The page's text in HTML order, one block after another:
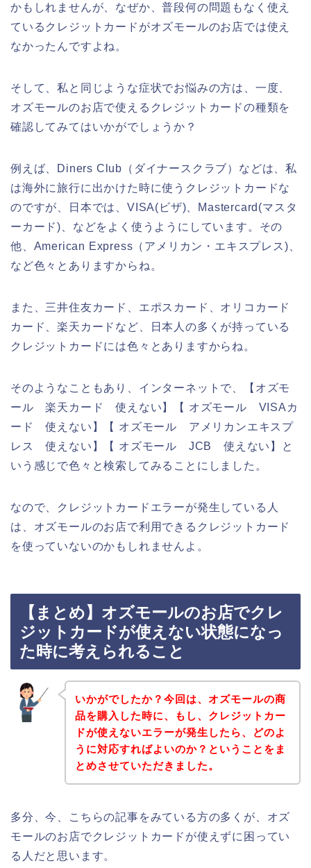
かもしれませんが、なぜか、普段何の問題もなく使え
ているクレジットカードがオズモールのお店では使え
なかったんですよね。
そして、私と同じような症状でお悩みの方は、一度、
オズモールのお店で使えるクレジットカードの種類を
確認してみてはいかがでしょうか？
例えば、Diners Club（ダイナースクラブ）などは、私
は海外に旅行に出かけた時に使うクレジットカードな
のですが、日本では、VISA(ビザ)、Mastercard(マスタ
ーカード)、などをよく使うようにしています。その
他、American Express（アメリカン・エキスプレス)、
など色々とありますからね。
また、三井住友カード、エポスカード、オリコカード
カード、楽天カードなど、日本人の多くが持っている
クレジットカードには色々とありますからね。
そのようなこともあり、インターネットで、【オズモ
ール 楽天カード 使えない】【 オズモール VISAカ
ード 使えない】【 オズモール アメリカンエキスプ
レス 使えない】【 オズモール JCB 使えない】と
いう感じで色々と検索してみることにしました。
なので、クレジットカードエラーが発生している人
は、オズモールのお店で利用できるクレジットカード
を使っていないのかもしれませんよ。
【まとめ】オズモールのお店でクレ
ジットカードが使えない状態になっ
た時に考えられること
いかがでしたか？今回は、オズモールの商
品を購入した時に、もし、クレジットカー
ドが使えないエラーが発生したら、どのよ
うに対応すればよいのか？ということをま
とめさせていただきました。
多分、今、こちらの記事をみている方の多くが、オズ
モールのお店でクレジットカードが使えずに困ってい
る人だと思います。